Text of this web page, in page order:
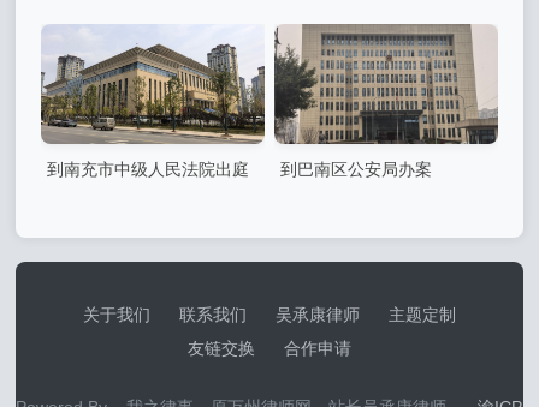
到南充市中级人民法院出庭 到巴南区公安局办案
关于我们 联系我们 吴承康律师
主题定制
友链交换
合作申请